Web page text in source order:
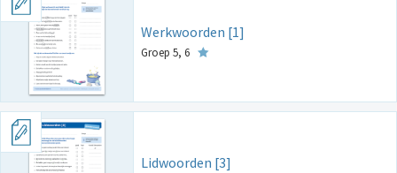
Werkwoorden [1]
Groep 5, 6
Lidwoorden [3]